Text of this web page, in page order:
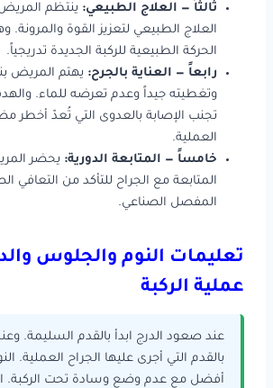
ثالثاً — العلاج الطبيعي: ينتظم
العلاج الطبيعي لتعزيز القوة والمرونة.
الحركة الطبيعية للركبة الجديدة تدريجياً.
رابعاً — العناية بالجرح: يهتم المريض
وتغطيته جيداً وعدم تعرضه للماء.
تجنب الإصابة بالعدوى التي تُعدّ أخطر
العملية.
خامساً — المتابعة الدورية: يحضر
المتابعة مع الجراح للتأكد من التعافي
المفصل الصناعي.
تعليمات النوم والجلوس
عملية الركبة
عند صعود الدرج ابدأ بالقدم السليمة. وعند
بالقدم التي أجرى عليها الجراح العملية.
أفضل مع عدم وضع وسادة تحت الركبة.